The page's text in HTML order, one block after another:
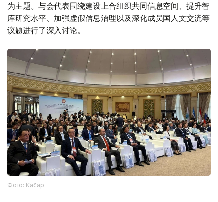
为主题。与会代表围绕建设上合组织共同信息空间、提升智
库研究水平、加强虚假信息治理以及深化成员国人文交流等
议题进行了深入讨论。
Фото: Кабар